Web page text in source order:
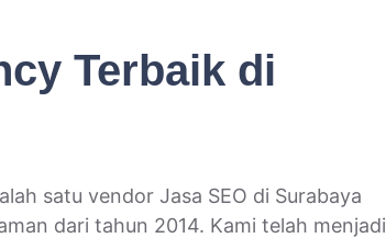
Terbaik di
satu vendor Jasa SEO di Surabaya
dari tahun 2014. Kami telah menjadi